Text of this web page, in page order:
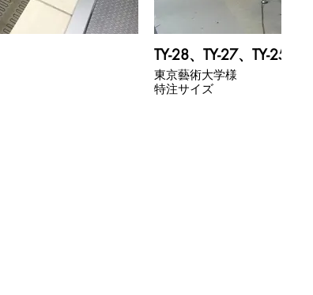
TY-28、TY-27、TY-25
東京藝術大学様
特注サイズ